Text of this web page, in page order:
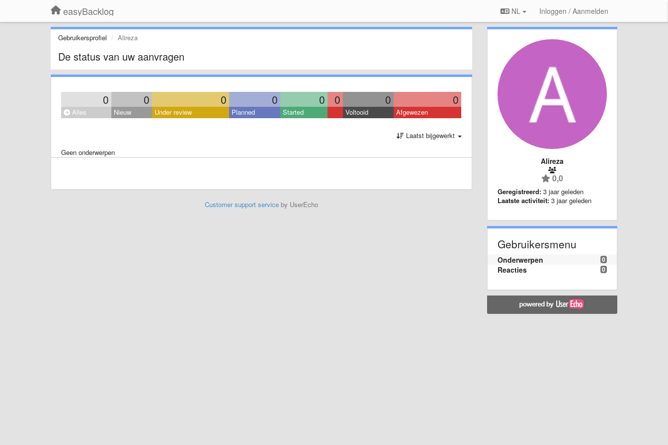
easyBacklog NL Inloggen / Aanmelden
Gebruikersprofiel Alireza
De status van uw aanvragen
0 0 0 0 0 0 0 0
Alles Nieuw Under review Planned Started Voltooid Afgewezen
Laatst bijgewerkt
Geen onderwerpen
Customer support serviceby UserEcho
Alireza
0,0
Geregistreerd: 3 jaar geleden
Laatste activiteit: 3 jaar geleden
Gebruikersmenu
0
Onderwerpen
0
Reacties